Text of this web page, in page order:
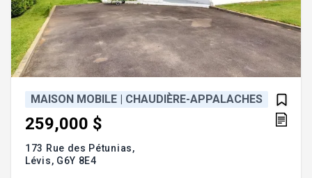
MAISON MOBILE | CHAUDIÈRE-APPALACHES
259,000 $
173 Rue des Pétunias,
Lévis, G6Y 8E4